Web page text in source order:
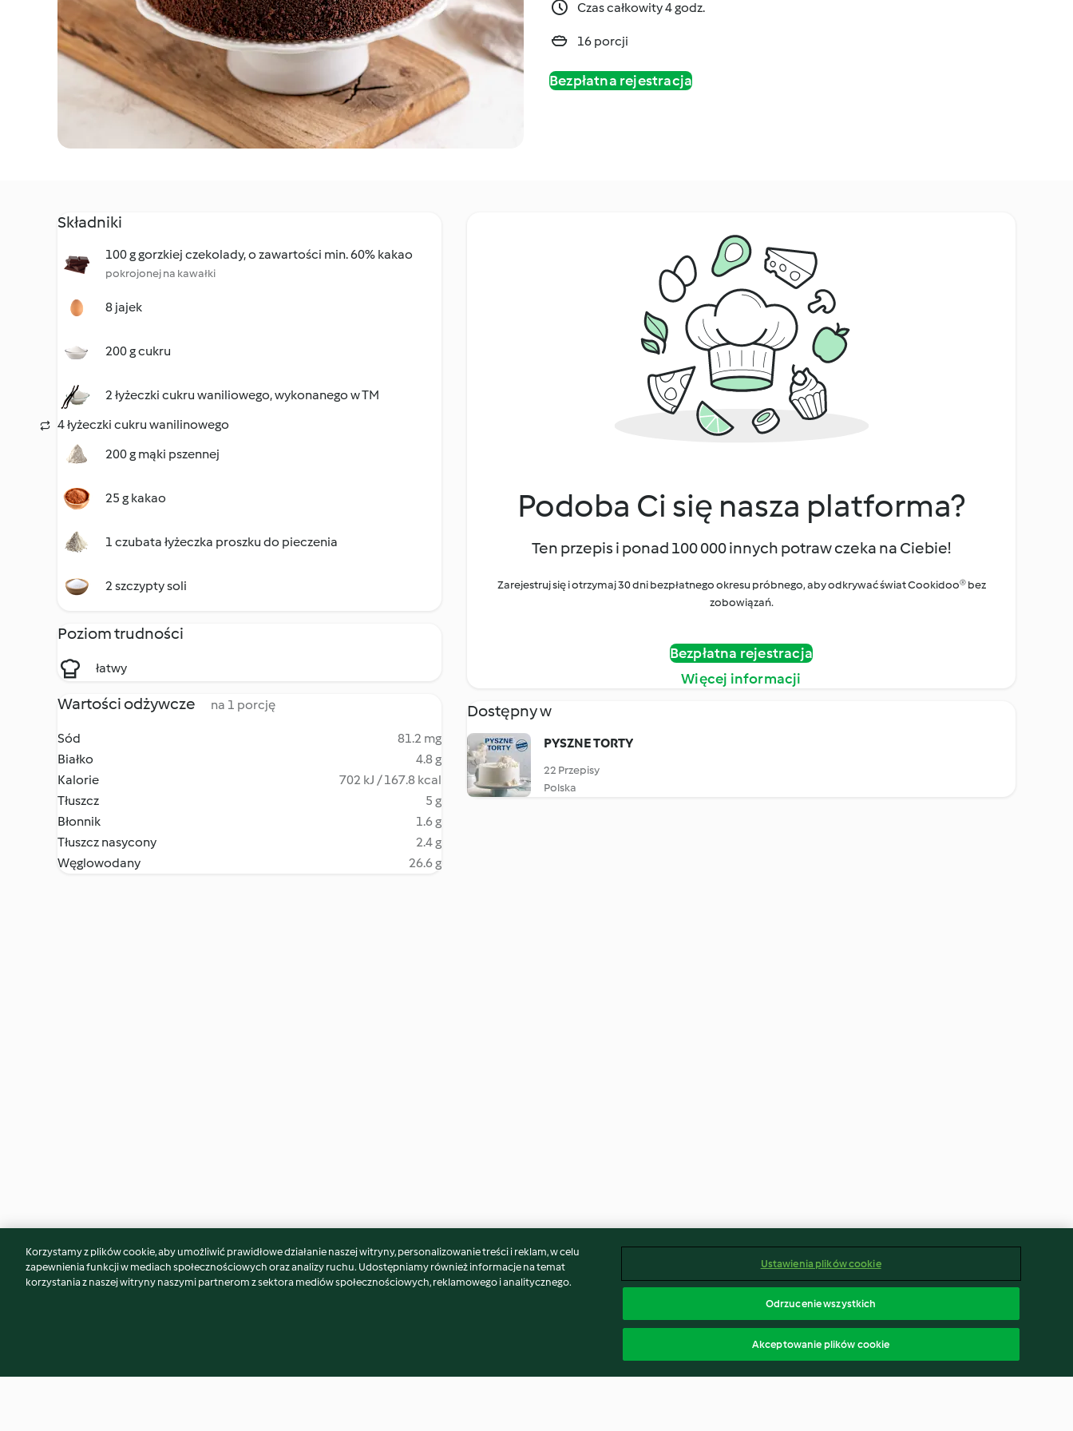
Czas całkowity 4 godz.
16 porcji
Bezpłatna rejestracja
Składniki
100 g gorzkiej czekolady, o zawartości min. 60% kakao
pokrojonej na kawałki
8 jajek
200 g cukru
2 łyżeczki cukru waniliowego, wykonanego w TM
4 łyżeczki cukru wanilinowego
200 g mąki pszennej
25 g kakao
1 czubata łyżeczka proszku do pieczenia
2 szczypty soli
Poziom trudności
łatwy
Wartości odżywcze na 1 porcję
Sód
81.2 mg
Białko
4.8 g
Kalorie
702 kJ / 167.8 kcal
Tłuszcz
5 g
Błonnik
1.6 g
Tłuszcz nasycony
2.4 g
Węglowodany
26.6 g
Podoba Ci się nasza platforma?
Ten przepis i ponad 100 000 innych potraw czeka na Ciebie!
Zarejestruj się i otrzymaj 30 dni bezpłatnego okresu próbnego, aby odkrywać świat Cookidoo® bez
zobowiązań.
Bezpłatna rejestracja
Więcej informacji
Dostępny w
PYSZNE TORTY
22 Przepisy
Polska
Może spodoba Ci się również...
Korzystamy z plików cookie, aby umożliwić prawidłowe działanie naszej witryny, personalizowanie treści i reklam, w celu
zapewnienia funkcji w mediach społecznościowych oraz analizy ruchu. Udostępniamy również informacje na temat
korzystania z naszej witryny naszymi partnerom z sektora mediów społecznościowych, reklamowego i analitycznego.
Ustawienia plików cookie
Odrzucenie wszystkich
Akceptowanie plików cookie